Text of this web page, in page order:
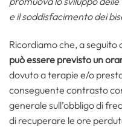
e il soddisfacimento dei
Ricordiamo che, a seguito
può essere previsto un
dovuto a terapie e/o
conseguente contrasto
generale sull’obbligo di
di recuperare le ore